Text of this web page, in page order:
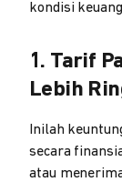
kondisi
1. Tarif
Lebih
Inilah
secara
atau